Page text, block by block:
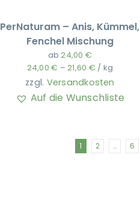
PerNaturam – Anis, Kümmel,
Fenchel Mischung
ab24,00 €
24,00€ –21,60 € / kg
zzgl. Versandkosten
Auf die Wunschliste
1 2 … 6